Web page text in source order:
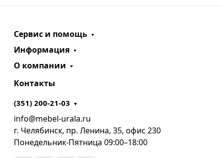
Сервис и помощь
Информация
О компании
Контакты
(351) 200-21-03
info@mebel-urala.ru
г. Челябинск, пр. Ленина, 35, офис 230
Понедельник-Пятница 09:00–18:00